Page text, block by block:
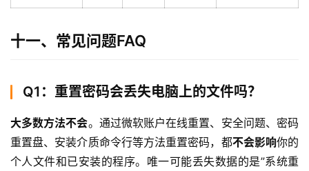
十一、常见问题FAQ
Q1：重置密码会丢失电脑上的文件吗？
大多数方法不会。通过微软账户在线重置、安全问题、密码
重置盘、安装介质命令行等方法重置密码，都不会影响你的
个人文件和已安装的程序。唯一可能丢失数据的是”系统重